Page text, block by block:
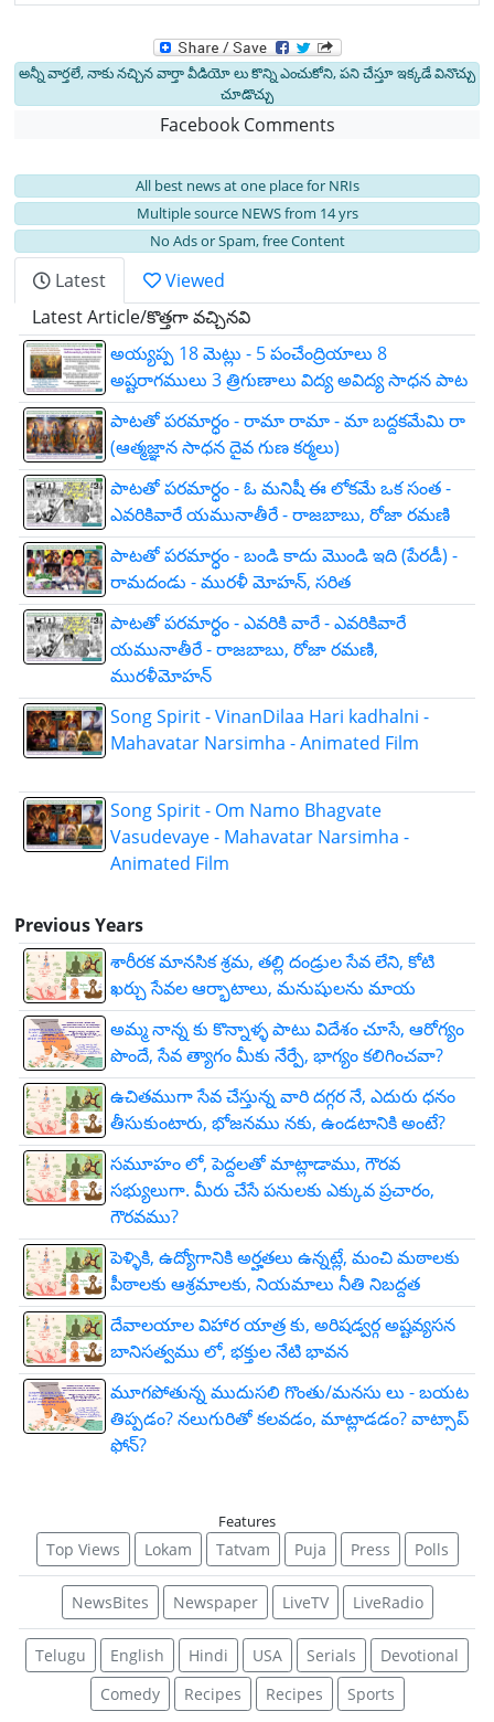
అన్నీ వార్తలే, నాకు నచ్చిన వార్తా వీడియో లు కొన్ని ఎంచుకోని, పని చేస్తూ ఇక్కడే వినొచ్చు
చూడొచ్చు
Facebook Comments
All best news at one place for NRIs
Multiple source NEWS from 14 yrs
No Ads or Spam, free Content
Latest
Viewed
Latest Article/కొత్తగా వచ్చినవి
అయ్యప్ప 18 మెట్లు - 5 పంచేంద్రియాలు 8
అష్టరాగములు 3 త్రిగుణాలు విద్య అవిద్య సాధన పాట
పాటతో పరమార్ధం - రామా రామా - మా బద్దకమేమి రా
(ఆత్మజ్ఞాన సాధన దైవ గుణ కర్మలు)
పాటతో పరమార్ధం - ఓ మనిషీ ఈ లోకమే ఒక సంత -
ఎవరికివారే యమునాతీరే - రాజబాబు, రోజా రమణి
పాటతో పరమార్ధం - బండి కాదు మొండి ఇది (పేరడీ) -
రామదండు - మురళీ మోహన్, సరిత
పాటతో పరమార్ధం - ఎవరికి వారే - ఎవరికివారే
యమునాతీరే - రాజబాబు, రోజా రమణి,
మురళీమోహన్
Song Spirit - VinanDilaa Hari kadhalni -
Mahavatar Narsimha - Animated Film
Song Spirit - Om Namo Bhagvate
Vasudevaye - Mahavatar Narsimha -
Animated Film
Previous Years
శారీరక మానసిక శ్రమ, తల్లి దండ్రుల సేవ లేని, కోటి
ఖర్చు సేవల ఆర్భాటాలు, మనుషులను మాయ
అమ్మ నాన్న కు కొన్నాళ్ళ పాటు విదేశం చూసే, ఆరోగ్యం
పొందే, సేవ త్యాగం మీకు నేర్పే, భాగ్యం కలిగించవా?
ఉచితముగా సేవ చేస్తున్న వారి దగ్గర నే, ఎదురు ధనం
తీసుకుంటారు, భోజనము నకు, ఉండటానికి అంటే?
సమూహం లో, పెద్దలతో మాట్లాడాము, గౌరవ
సభ్యులుగా. మీరు చేసే పనులకు ఎక్కువ ప్రచారం,
గౌరవము?
పెళ్ళికి, ఉద్యోగానికి అర్హతలు ఉన్నట్లే, మంచి మఠాలకు
పీఠాలకు ఆశ్రమాలకు, నియమాలు నీతి నిబద్దత
దేవాలయాల విహార యాత్ర కు, అరిషడ్వర్గ అష్టవ్యసన
బానిసత్వము లో, భక్తుల నేటి భావన
మూగపోతున్న ముదుసలి గొంతు/మనసు లు - బయట
తిప్పడం? నలుగురితో కలవడం, మాట్లాడడం? వాట్సాప్
ఫోన్?
Features
Top Views Lokam Tatvam Puja Press Polls
NewsBites Newspaper LiveTV LiveRadio
Telugu English Hindi USA Serials
Devotional
Comedy
Recipes Recipes Sports